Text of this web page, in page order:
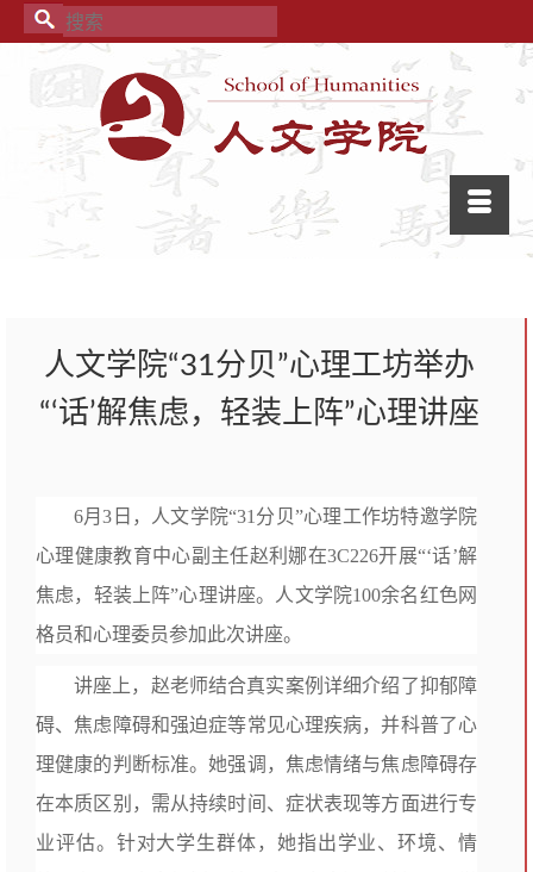
人文学院“31分贝”心理工坊举办
“‘话’解焦虑，轻装上阵”心理讲座
6月3日，人文学院“31分贝”心理工作坊特邀学院
心理健康教育中心副主任赵利娜在3C226开展“‘话’解
焦虑，轻装上阵”心理讲座。人文学院100余名红色网
格员和心理委员参加此次讲座。
讲座上，赵老师结合真实案例详细介绍了抑郁障
碍、焦虑障碍和强迫症等常见心理疾病，并科普了心
理健康的判断标准。她强调，焦虑情绪与焦虑障碍存
在本质区别，需从持续时间、症状表现等方面进行专
业评估。针对大学生群体，她指出学业、环境、情